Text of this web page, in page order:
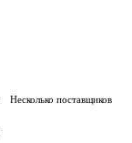
Несколько поставщиков